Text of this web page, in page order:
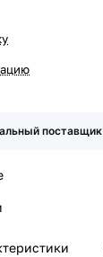
поставщик